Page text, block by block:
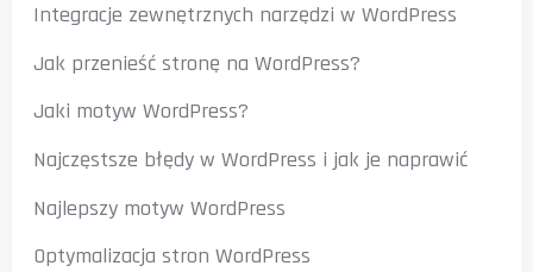
Integracje zewnętrznych narzędzi w WordPress
Jak przenieść stronę na WordPress?
Jaki motyw WordPress?
Najczęstsze błędy w WordPress i jak je naprawić
Najlepszy motyw WordPress
Optymalizacja stron WordPress